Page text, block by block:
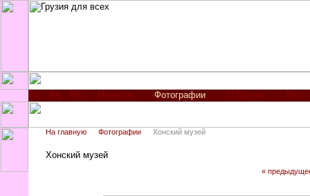
Новости Фотографии О Грузии Виза
На главную Фотографии Хонский музей
Хонский музей
«